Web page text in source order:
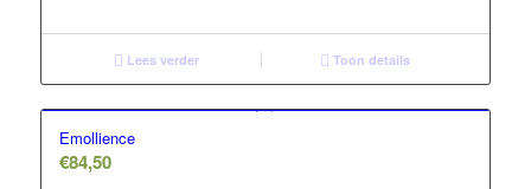
Lees verder Toon details
Emollience
€84,50